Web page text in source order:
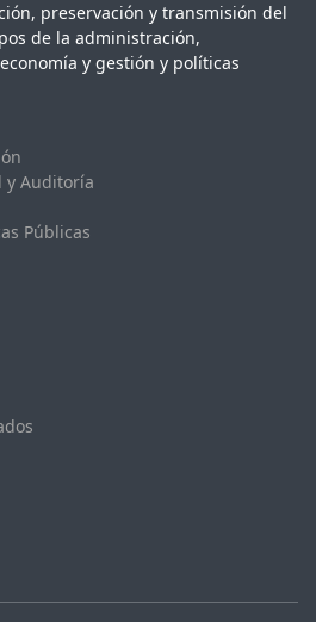
preservación y transmisión del
de la administración,
y gestión y políticas
y Auditoría
Públicas